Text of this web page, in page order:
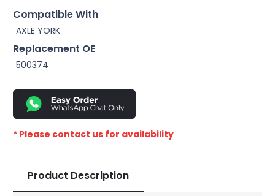
Compatible With
AXLE YORK
Replacement OE
500374
* Please contact us for availability
Product Description